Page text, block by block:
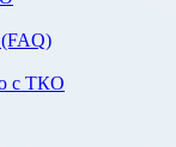
с ТКО